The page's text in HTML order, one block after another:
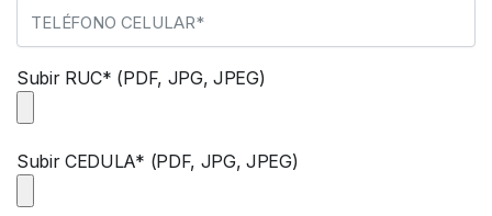
Subir RUC* (PDF, JPG, JPEG)
Subir CEDULA* (PDF, JPG, JPEG)